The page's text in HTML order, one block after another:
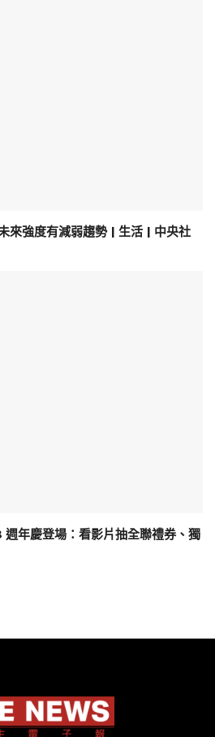
來強度有減弱趨勢 | 生活 | 中央社
週年慶登場：看影片抽全聯禮券、獨